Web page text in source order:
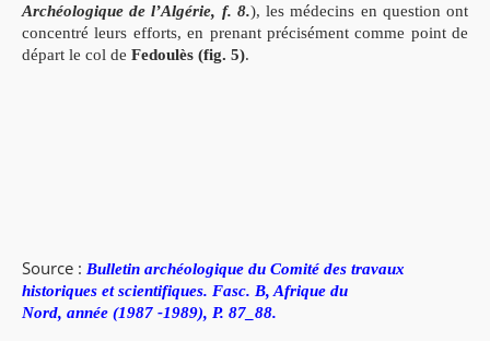
Archéologique de l’Algérie, f. 8.), les médecins en question ont
concentré leurs efforts, en prenant précisémentcomme point de
départ le col de Fedoulès (fig. 5).
Source : Bulletin archéologique du Comité des travaux
historiques et scientifiques. Fasc. B, Afrique du
Nord, année (1987 -1989), P. 87_88.